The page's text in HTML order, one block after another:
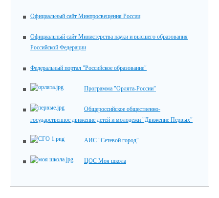
Официальный сайт Минпросвещения России
Официальный сайт Министерства науки и высшего образования
Российской Федерации
Федеральный портал "Российское образование"
Программа "Орлята-России"
Общероссийское общественно-
государственное движение детей и молодежи "Движение Первых"
АИС "Сетевой город"
ЦОС Моя школа